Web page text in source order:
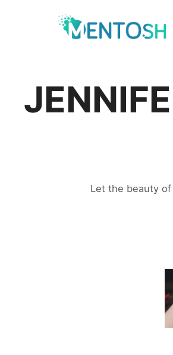
Let the beauty